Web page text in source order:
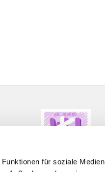
für soziale Medien